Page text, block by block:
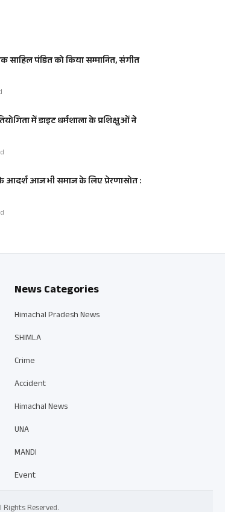
साहिल पंडित को किया सम्मानित, संगीत
में डाइट धर्मशाला के प्रशिक्षुओं ने
आदर्श आज भी समाज के लिए प्रेरणास्रोत :
News Categories
Himachal Pradesh News
SHIMLA
Crime
Accident
Himachal News
UNA
MANDI
Event
Reserved.